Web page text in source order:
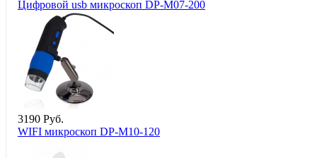
Цифровой usb микроскоп DP-M07-200
3190 Руб.
WIFI микроскоп DP-M10-120